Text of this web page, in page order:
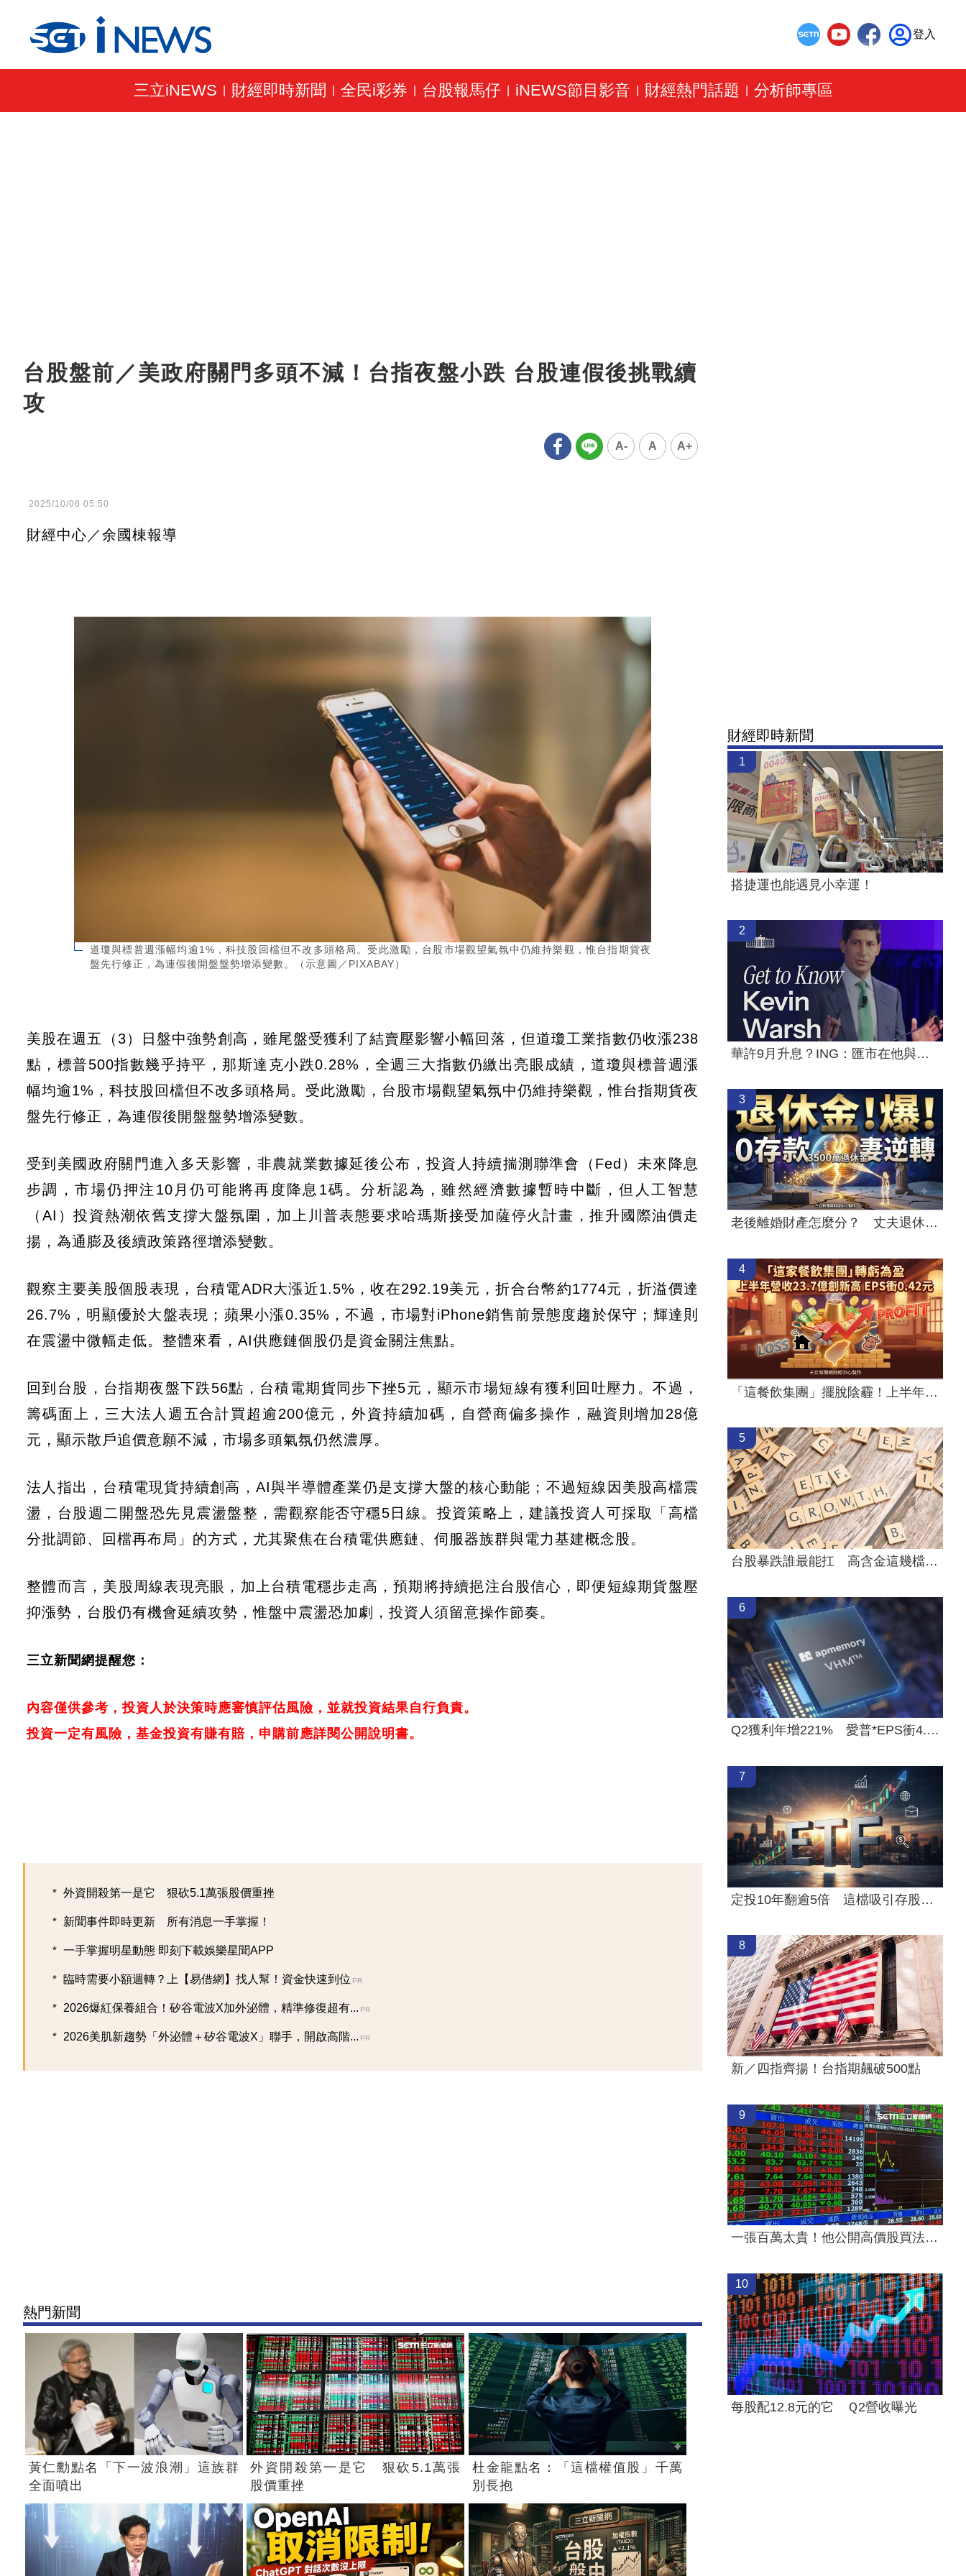
登入
三立iNEWS 財經即時新聞 全民i彩券 台股報馬仔| iNEWS節目影音 財經熱門話題 分析師專區
台股盤前／美政府關門多頭不減！台指夜盤小跌 台股連假後挑戰續
攻
A- A A+
2025/10/06 05:50
財經中心／余國棟報導
道瓊與標普週漲幅均逾1%，科技股回檔但不改多頭格局。受此激勵，台股市場觀望氣氛中仍維持樂觀，惟台指期貨夜
盤先行修正，為連假後開盤盤勢增添變數。（示意圖／PIXABAY）
美股在週五（3）日盤中強勢創高，雖尾盤受獲利了結賣壓影響小幅回落，但道瓊工業指數仍收漲238
點，標普500指數幾乎持平，那斯達克小跌0.28%，全週三大指數仍繳出亮眼成績，道瓊與標普週漲
幅均逾1%，科技股回檔但不改多頭格局。受此激勵，台股市場觀望氣氛中仍維持樂觀，惟台指期貨夜
盤先行修正，為連假後開盤盤勢增添變數。
受到美國政府關門進入多天影響，非農就業數據延後公布，投資人持續揣測聯準會（Fed）未來降息
步調，市場仍押注10月仍可能將再度降息1碼。分析認為，雖然經濟數據暫時中斷，但人工智慧
（AI）投資熱潮依舊支撐大盤氛圍，加上川普表態要求哈瑪斯接受加薩停火計畫，推升國際油價走
揚，為通膨及後續政策路徑增添變數。
觀察主要美股個股表現，台積電ADR大漲近1.5%，收在292.19美元，折合台幣約1774元，折溢價達
26.7%，明顯優於大盤表現；蘋果小漲0.35%，不過，市場對iPhone銷售前景態度趨於保守；輝達則
在震盪中微幅走低。整體來看，AI供應鏈個股仍是資金關注焦點。
回到台股，台指期夜盤下跌56點，台積電期貨同步下挫5元，顯示市場短線有獲利回吐壓力。不過，
籌碼面上，三大法人週五合計買超逾200億元，外資持續加碼，自營商偏多操作，融資則增加28億
元，顯示散戶追價意願不減，市場多頭氣氛仍然濃厚。
法人指出，台積電現貨持續創高，AI與半導體產業仍是支撐大盤的核心動能；不過短線因美股高檔震
盪，台股週二開盤恐先見震盪盤整，需觀察能否守穩5日線。投資策略上，建議投資人可採取「高檔
分批調節、回檔再布局」的方式，尤其聚焦在台積電供應鏈、伺服器族群與電力基建概念股。
整體而言，美股周線表現亮眼，加上台積電穩步走高，預期將持續挹注台股信心，即便短線期貨盤壓
抑漲勢，台股仍有機會延續攻勢，惟盤中震盪恐加劇，投資人須留意操作節奏。
三立新聞網提醒您：
內容僅供參考，投資人於決策時應審慎評估風險，並就投資結果自行負責。
投資一定有風險，基金投資有賺有賠，申購前應詳閱公開說明書。
外資開殺第一是它 狠砍5.1萬張股價重挫
新聞事件即時更新 所有消息一手掌握！
一手掌握明星動態 即刻下載娛樂星聞APP
臨時需要小額週轉？上【易借網】找人幫！資金快速到位 PR
2026爆紅保養組合！矽谷電波X加外泌體，精準修復超有... PR
2026美肌新趨勢「外泌體＋矽谷電波X」聯手，開啟高階... PR
熱門新聞
黃仁勳點名「下一波浪潮」這族群
全面噴出
外資開殺第一是它 狠砍5.1萬張
股價重挫
杜金龍點名：「這檔權值股」千萬
別長抱
財經即時新聞
1
搭捷運也能遇見小幸運！
2
華許9月升息？ING：匯市在他與戰爭間拉鋸
3
老後離婚財產怎麼分？ 丈夫退休金拒分
4
「這餐飲集團」擺脫陰霾！上半年營收創高
5
台股暴跌誰最能扛 高含金這幾檔繳正報酬
6
Q2獲利年增221% 愛普*EPS衝4.18元！
7
定投10年翻逾5倍 這檔吸引存股族卡位！
8
新／四指齊揚！台指期飆破500點
9
一張百萬太貴！他公開高價股買法：賺30萬
10
每股配12.8元的它 Ｑ2營收曝光